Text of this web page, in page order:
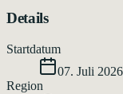
Details
Startdatum
07. Juli 2026
Region